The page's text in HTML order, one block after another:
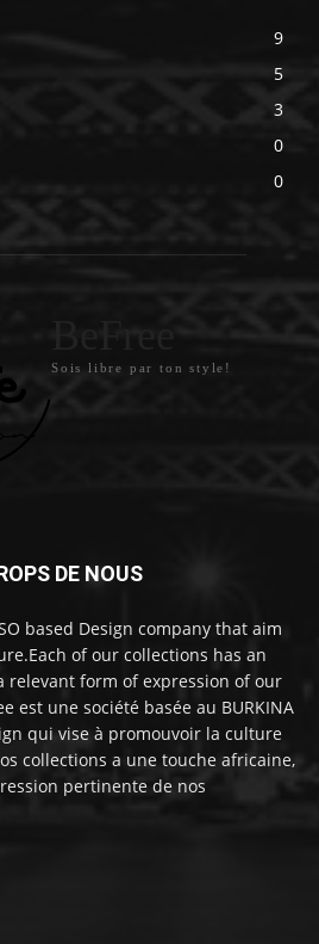
9
5
3
0
0
Sois libre par ton style!
DE NOUS
based Design company that aim
of our collections has an
relevant form of expression of our
est une société basée au BURKINA
qui vise à promouvoir la culture
collections a une touche africaine,
pertinente de nos